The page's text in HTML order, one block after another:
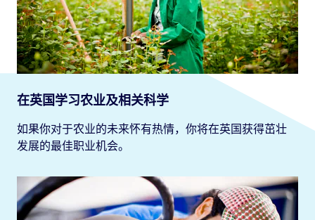
在英国学习农业及相关科学
如果你对于农业的未来怀有热情，你将在英国获得茁壮
发展的最佳职业机会。